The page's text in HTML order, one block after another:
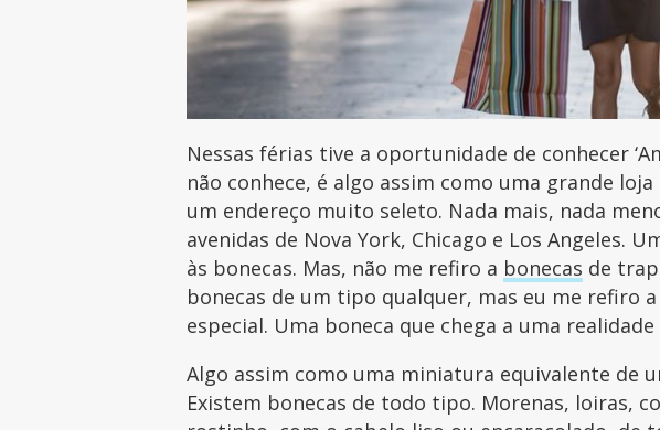
Nessas férias tive a oportunidade de conhecer
não conhece, é algo assim como uma grande
um endereço muito seleto. Nada mais, nada
avenidas de Nova York, Chicago e Los Angeles.
às bonecas. Mas, não me refiro a bonecas de
bonecas de um tipo qualquer, mas eu me refiro
especial. Uma boneca que chega a uma
Algo assim como uma miniatura equivalente de
Existem bonecas de todo tipo. Morenas, loiras,